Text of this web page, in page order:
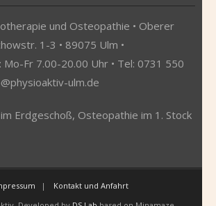
und Osteopathie • Oberer
1-3 • 89075 Ulm •
Fr 7.00-20.00 Uhr • Tel: 0731 550
ulm.de
Erdgeschoß, Osteopathie im 1. Stock
Kontakt und Anfahrt